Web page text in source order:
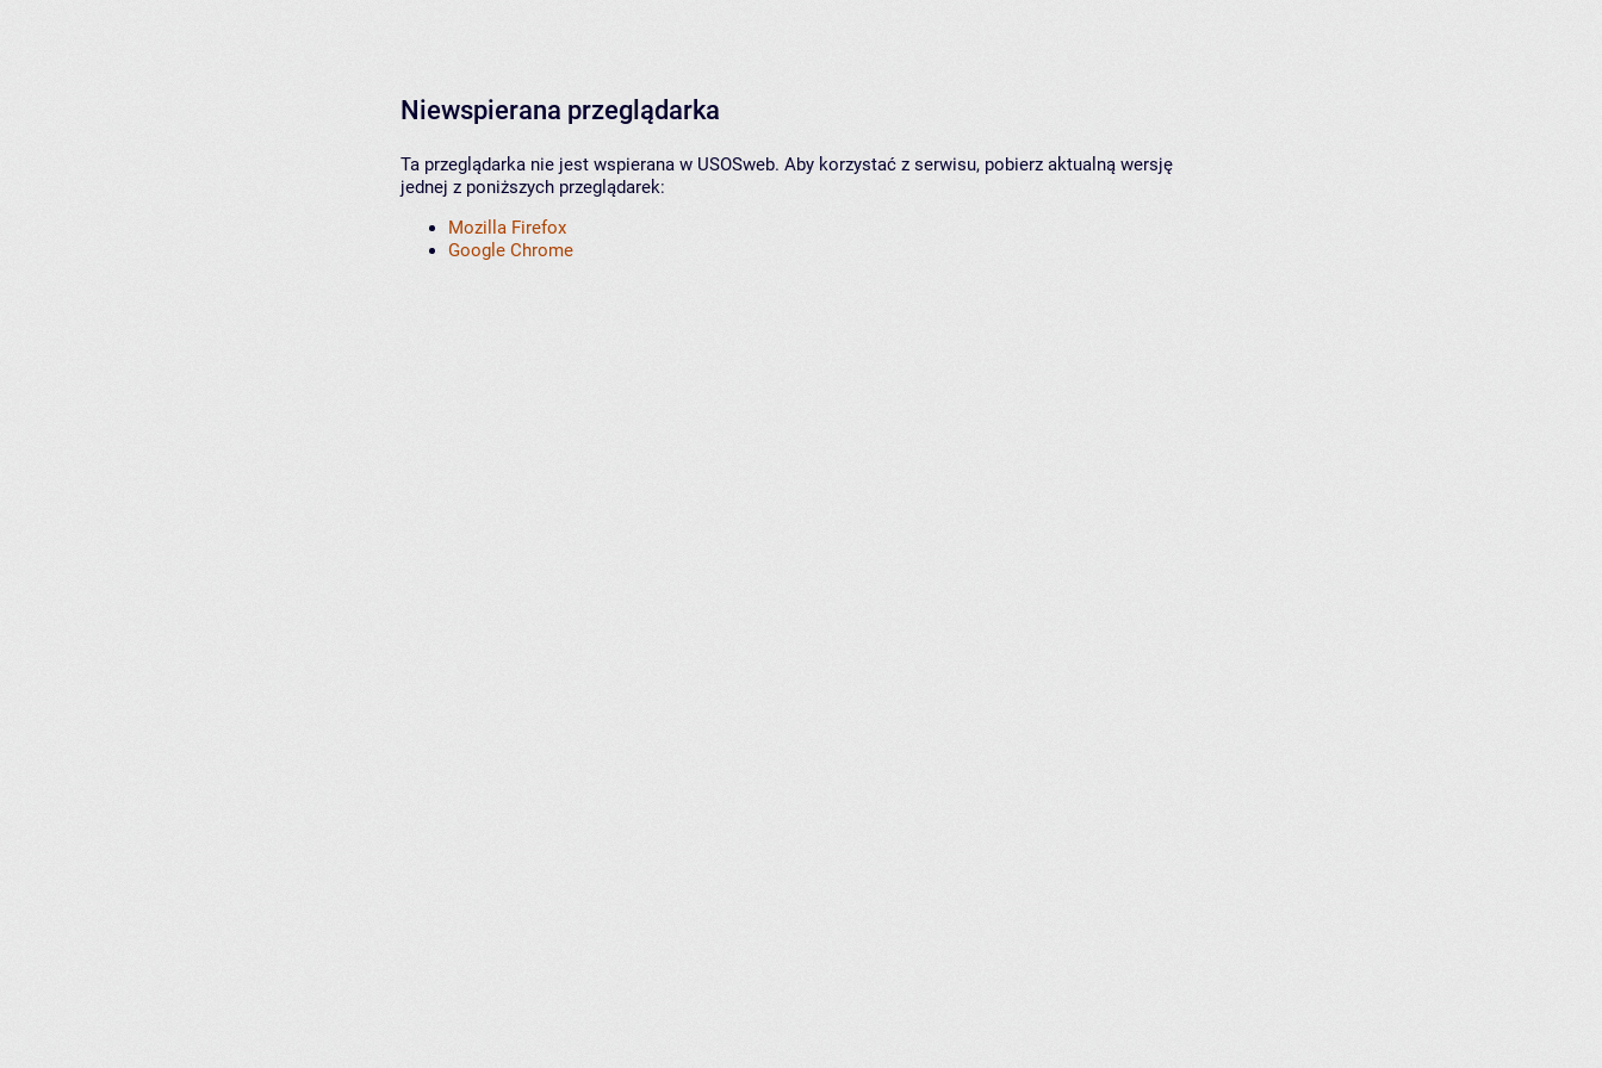
Niewspierana przeglądarka
Ta przeglądarka nie jest wspierana w USOSweb. Aby korzystać z serwisu, pobierz aktualną wersję
jednej z poniższych przeglądarek:
Mozilla Firefox
Google Chrome